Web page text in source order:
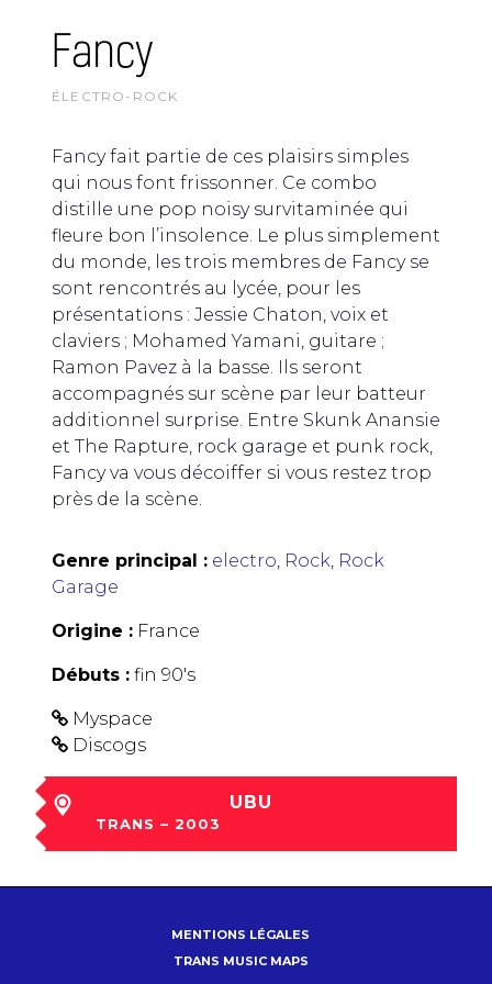
Fancy
ÉLECTRO-ROCK
Fancy fait partie de ces plaisirs simples
qui nous font frissonner. Ce combo
distille une pop noisy survitaminée qui
fleure bon l’insolence. Le plus simplement
du monde, les trois membres de Fancy se
sont rencontrés au lycée, pour les
présentations : Jessie Chaton, voix et
claviers ; Mohamed Yamani, guitare ;
Ramon Pavez à la basse. Ils seront
accompagnés sur scène par leur batteur
additionnel surprise. Entre Skunk Anansie
et The Rapture, rock garage et punk rock,
Fancy va vous décoiffer si vous restez trop
près de la scène.
Genre principal : electro, Rock, Rock
Garage
Origine : France
Débuts : fin 90's
Myspace
Discogs
UBU
TRANS – 2003
MENTIONS LÉGALES
TRANS MUSIC MAPS